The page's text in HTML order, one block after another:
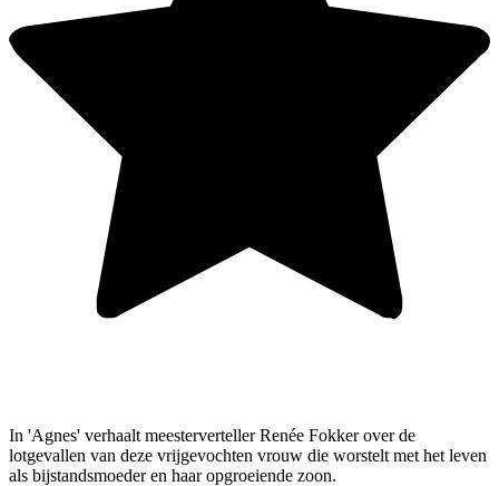
In 'Agnes' verhaalt meesterverteller Renée Fokker over de
lotgevallen van deze vrijgevochten vrouw die worstelt met het leven
als bijstandsmoeder en haar opgroeiende zoon.